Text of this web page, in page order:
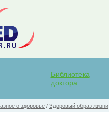
Библиотека
доктора
о здоровье / Здоровый образ жизни